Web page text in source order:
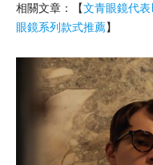
相關文章：【文青眼鏡代
眼鏡系列款式推薦】